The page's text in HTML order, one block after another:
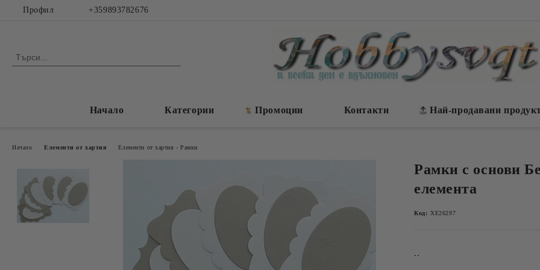
Профил +359893782676
Начало Категории Промоции Контакти Най-продавани
Начало Елементи от хартия Елементи от хартия - Рамки
Рамки с основи
елемента
Код: ХЕ26297
..